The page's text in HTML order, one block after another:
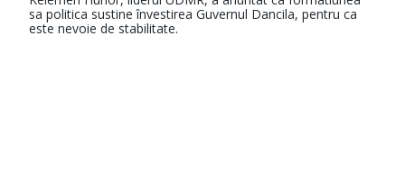
sa politica sustine învestirea Guvernul Dancila, pentru ca
este nevoie de stabilitate.